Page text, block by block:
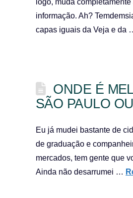
logo, muda
informação. Ah?
capas iguais da Veja e da
ONDE É
SÃO PAULO
Eu já mudei bastante de
de graduação e
mercados, tem gente que
Ainda não desarrumei …